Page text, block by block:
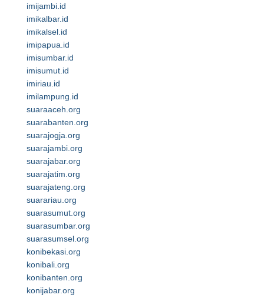
imijambi.id
imikalbar.id
imikalsel.id
imipapua.id
imisumbar.id
imisumut.id
imiriau.id
imilampung.id
suaraaceh.org
suarabanten.org
suarajogja.org
suarajambi.org
suarajabar.org
suarajatim.org
suarajateng.org
suarariau.org
suarasumut.org
suarasumbar.org
suarasumsel.org
konibekasi.org
konibali.org
konibanten.org
konijabar.org